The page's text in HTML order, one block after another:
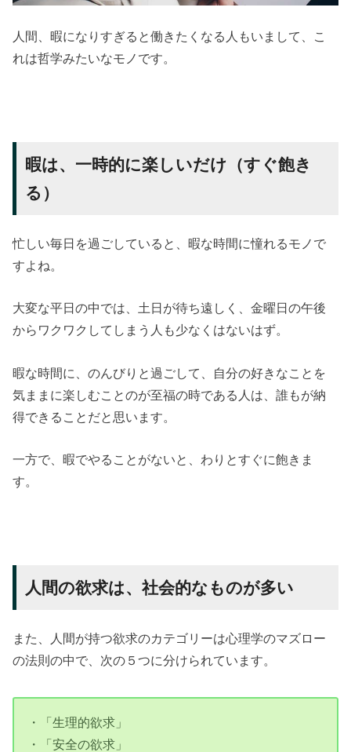
人間、暇になりすぎると働きたくなる人もいまして、こ
れは哲学みたいなモノです。
暇は、一時的に楽しいだけ（すぐ飽き
る）
忙しい毎日を過ごしていると、暇な時間に憧れるモノで
すよね。
大変な平日の中では、土日が待ち遠しく、金曜日の午後
からワクワクしてしまう人も少なくはないはず。
暇な時間に、のんびりと過ごして、自分の好きなことを
気ままに楽しむことのが至福の時である人は、誰もが納
得できることだと思います。
一方で、暇でやることがないと、わりとすぐに飽きま
す。
人間の欲求は、社会的なものが多い
また、人間が持つ欲求のカテゴリーは心理学のマズロー
の法則の中で、次の５つに分けられています。
・「生理的欲求」
・「安全の欲求」